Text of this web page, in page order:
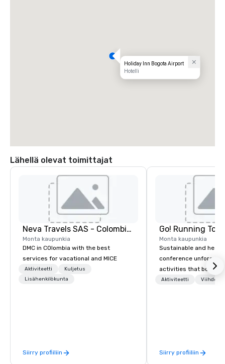
Holiday Inn Bogota Airport
Hotelli
Lähellä olevat toimittajat
Neva Travels SAS - Colombia Pass
Monta kaupunkia
DMC in COlombia with the best
services for vacational and MICE
Aktiviteetti
Kuljetus
Lisähenkilökunta
Siirry profiiliin
Go! Running
Monta kaupunkia
Sustainable and
conference
activities that boost
lower carbon
Aktiviteetti Viihde
Siirry profiiliin